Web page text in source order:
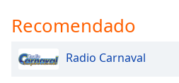
Recomendado
Radio Carnaval